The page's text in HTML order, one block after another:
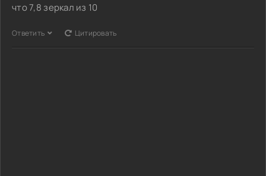
что 7,8 зеркал из 10
Ответить Цитировать